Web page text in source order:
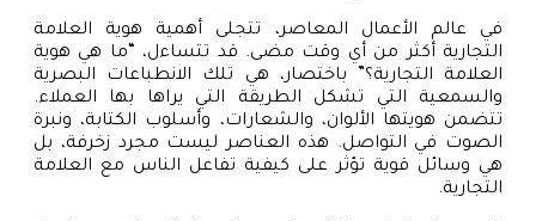
في عالم الأعمال المعاصر، تتجلى أهمية هوية العلامة
التجارية أكثر من أي وقت مضى. قد تتساءل، “ما هي هوية
العلامة التجارية؟” باختصار، هي تلك الانطباعات البصرية
والسمعية التي تشكل الطريقة التي يراها بها العملاء.
تتضمن هويتها الألوان، والشعارات، وأسلوب الكتابة، ونبرة
الصوت في التواصل. هذه العناصر ليست مجرد زخرفة، بل
هي وسائل قوية تؤثر على كيفية تفاعل الناس مع العلامة
التجارية.